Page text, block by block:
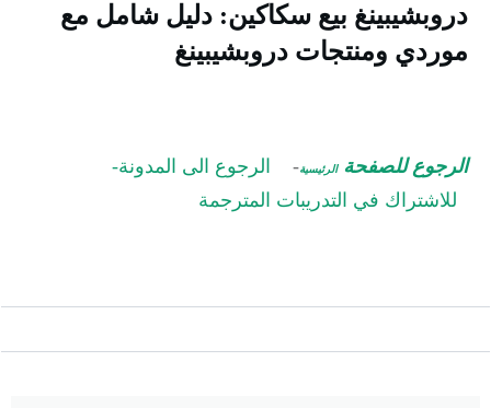
بيع سكاكين: دليل شامل مع
ومنتجات دروبشيبينغ
للصفحةالرئيسية-الرجوع الى المدونة-
للاشتراك في التدريبات المترجمة